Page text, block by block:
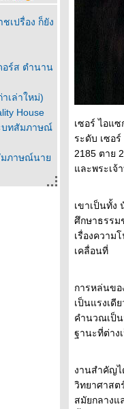
เปรื่อง ก็ยัง
อร์ส ตำนาน
เล่าใหม่)
House
บทสัมภาษณ์
สัมภาษณ์นา
เซอร์ ไอแ
ระดับ เซอร์
2185 ตาย
ละพระเจ้า
เขาเป็นทั้ง
ศึกษาธรรม
เรื่องความ
เคลื่อนที่
การหล่นขอ
เป็นแรงเดี
คำนวณเป็
ฐานะที่ต่า
งานสำคัญไ
วิทยาศาสต
สมัยกลางแ